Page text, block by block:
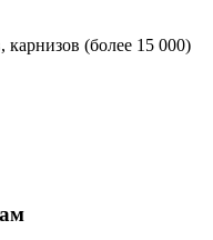
карнизов (более 15 000)